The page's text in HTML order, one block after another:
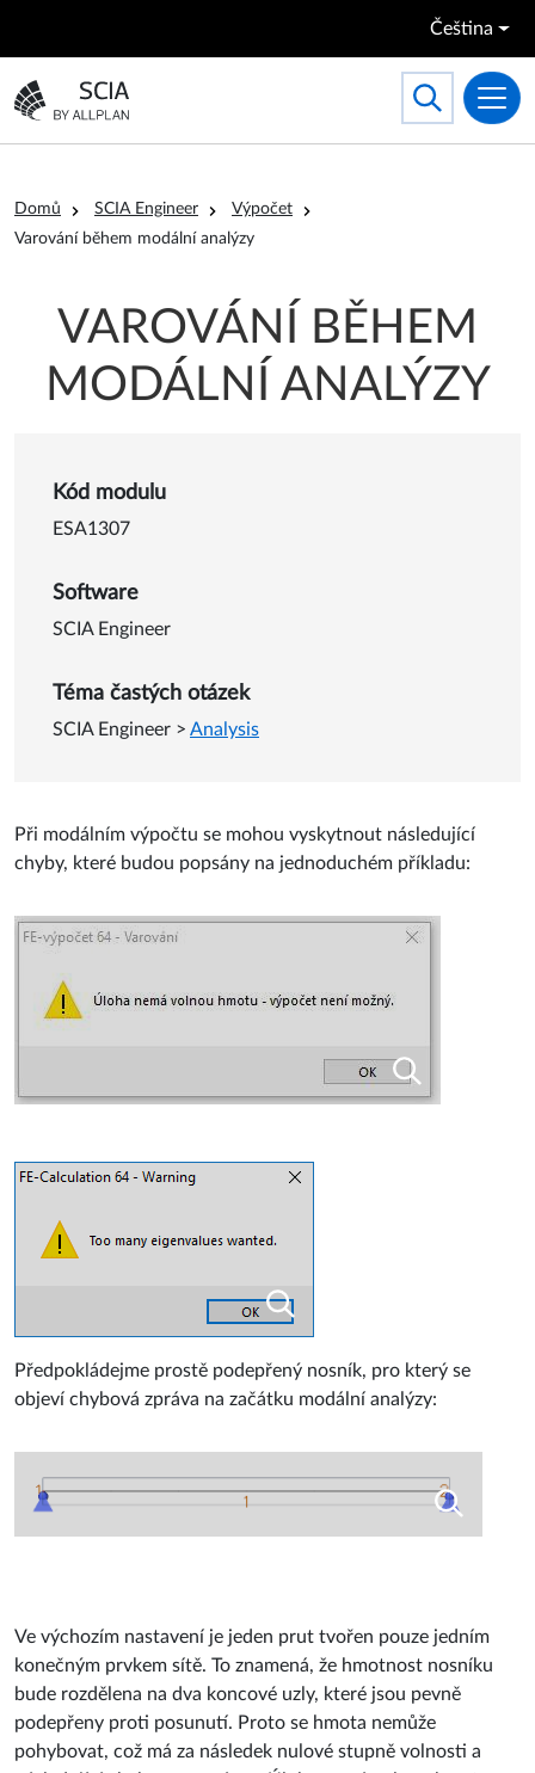
Čeština
Přejít na domovskou stránku
Toggle
Search
Drobečková navigace
Domů SCIA Engineer
Výpočet
Varování během modální analýzy
VAROVÁNÍ BĚHEM
MODÁLNÍ ANALÝZY
Detail o Varování během
Kód modulu
ESA1307
Software
SCIA Engineer
Téma častých otázek
SCIA Engineer > Analysis
Při modálním výpočtu se mohou vyskytnout následující
chyby, které budou popsány na jednoduchém příkladu:
Předpokládejme prostě podepřený nosník, pro který se
objeví chybová zpráva na začátku modální analýzy:
Ve výchozím nastavení je jeden prut tvořen pouze jedním
konečným prvkem sítě. To znamená, že hmotnost nosníku
bude rozdělena na dva koncové uzly, které jsou pevně
podepřeny proti posunutí. Proto se hmota nemůže
pohybovat, což má za následek nulové stupně volnosti a